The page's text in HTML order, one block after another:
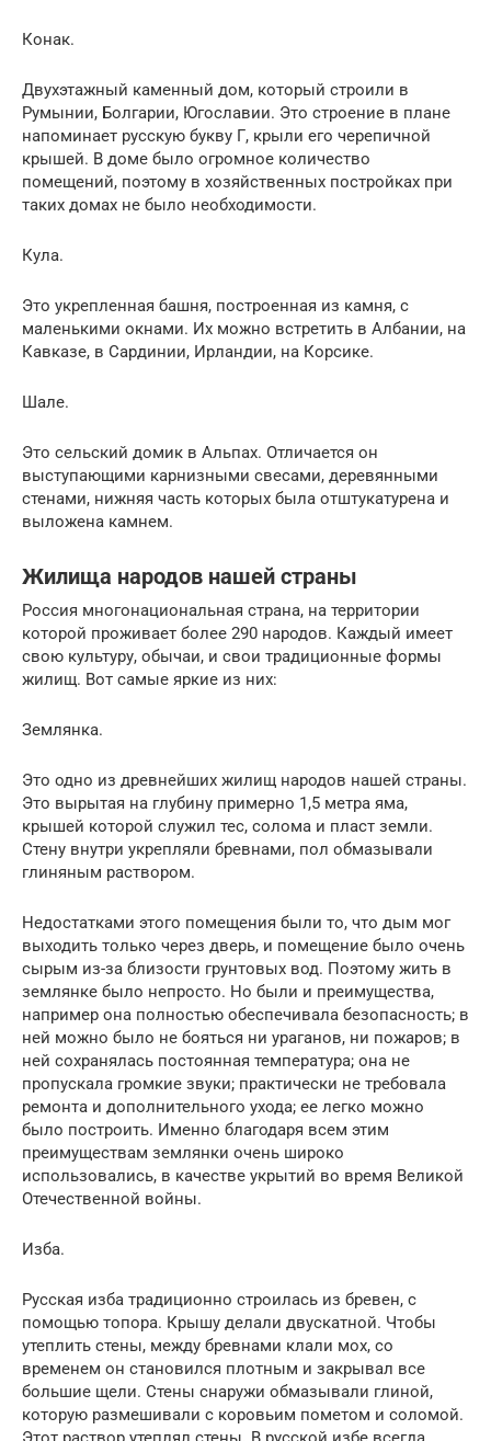
Конак.
Двухэтажный каменный дом, который строили в
Румынии, Болгарии, Югославии. Это строение в плане
напоминает русскую букву Г, крыли его черепичной
крышей. В доме было огромное количество
помещений, поэтому в хозяйственных постройках при
таких домах не было необходимости.
Кула.
Это укрепленная башня, построенная из камня, с
маленькими окнами. Их можно встретить в Албании, на
Кавказе, в Сардинии, Ирландии, на Корсике.
Шале.
Это сельский домик в Альпах. Отличается он
выступающими карнизными свесами, деревянными
стенами, нижняя часть которых была отштукатурена и
выложена камнем.
Жилища народов нашей страны
Россия многонациональная страна, на территории
которой проживает более 290 народов. Каждый имеет
свою культуру, обычаи, и свои традиционные формы
жилищ. Вот самые яркие из них:
Землянка.
Это одно из древнейших жилищ народов нашей страны.
Это вырытая на глубину примерно 1,5 метра яма,
крышей которой служил тес, солома и пласт земли.
Стену внутри укрепляли бревнами, пол обмазывали
глиняным раствором.
Недостатками этого помещения были то, что дым мог
выходить только через дверь, и помещение было очень
сырым из-за близости грунтовых вод. Поэтому жить в
землянке было непросто. Но были и преимущества,
например она полностью обеспечивала безопасность; в
ней можно было не бояться ни ураганов, ни пожаров; в
ней сохранялась постоянная температура; она не
пропускала громкие звуки; практически не требовала
ремонта и дополнительного ухода; ее легко можно
было построить. Именно благодаря всем этим
преимуществам землянки очень широко
использовались, в качестве укрытий во время Великой
Отечественной войны.
Изба.
Русская изба традиционно строилась из бревен, с
помощью топора. Крышу делали двускатной. Чтобы
утеплить стены, между бревнами клали мох, со
временем он становился плотным и закрывал все
большие щели. Стены снаружи обмазывали глиной,
которую размешивали с коровьим пометом и соломой.